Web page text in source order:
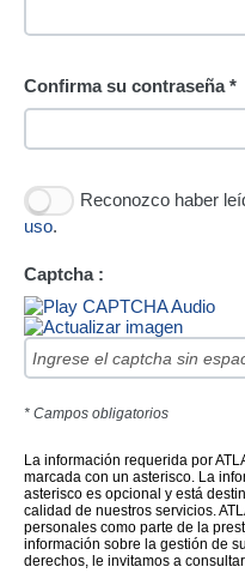
Confirma su contraseña *
Reconozco haber
uso.
Captcha :
* Campos obligatorios
La información requerida por
marcada con un asterisco. La
asterisco es opcional y está
calidad de nuestros servicios.
personales como parte de la
información sobre la gestión de
derechos, le invitamos a